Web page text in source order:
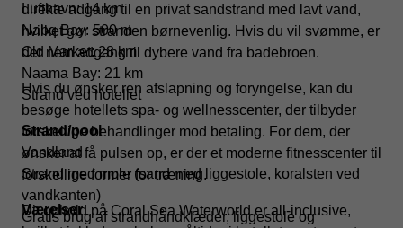
direkte adgang til en privat sandstrand med lavt vand,
hvilket gør stranden børnevenlig. Hvis du vil svømme, er
der nem adgang til dybere vand fra badebroen.
Hvis du ønsker ren afslapning og foryngelse, kan du
besøge hotellets spa- og wellnesscenter, der tilbyder
forskellige behandlinger mod betaling. For dem, der
ønsker at få pulsen op, er der et moderne fitnesscenter til
forskellige former for træning.
Dit ophold på Coral Sea Waterworld er all-inclusive,
Lufthavn: 14 km
Nabq Bay: 500 m
Old Market: 28 km
Naama Bay: 21 km
Strand ved hotellet
Strand/pool
Vandland
Strand med mole (sand med liggestole, koralsten ved
vandkanten)
Gratis brug af strandhåndklæder, liggestole og
Værelser